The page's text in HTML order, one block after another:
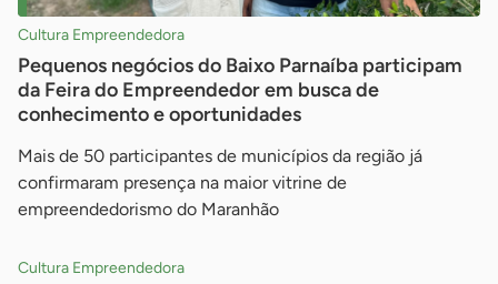
Cultura Empreendedora
Pequenos negócios do Baixo Parnaíba participam
da Feira do Empreendedor em busca de
conhecimento e oportunidades
Mais de 50 participantes de municípios da região já
confirmaram presença na maior vitrine de
empreendedorismo do Maranhão
Cultura Empreendedora